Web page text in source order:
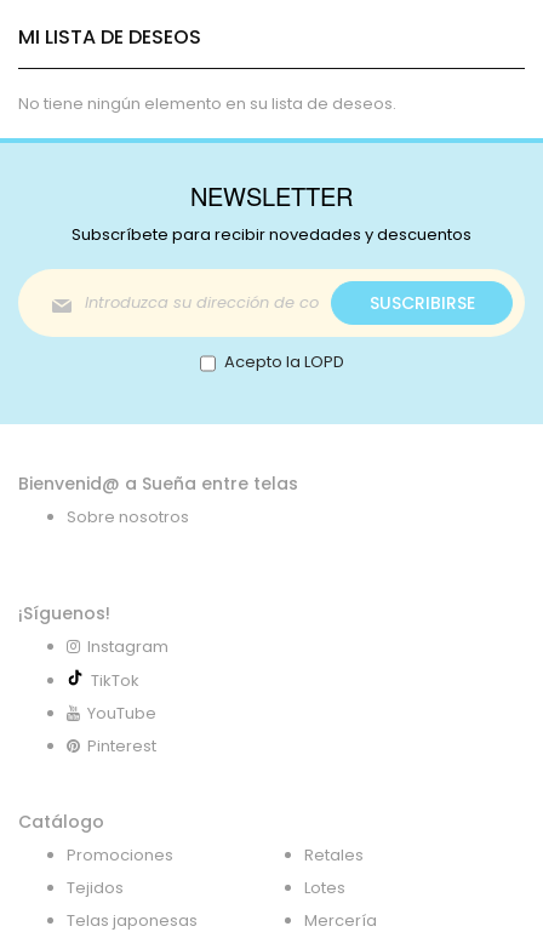
MI LISTA DE DESEOS
No tiene ningún elemento en su lista de deseos.
NEWSLETTER
Subscríbete para recibir novedades y descuentos
Inscríbase
a
nuestro
boletín
de
SUSCRIBIRSE
Acepto la LOPD
Bienvenid@ a Sueña entre telas
Sobre nosotros
¡Síguenos!
Instagram
TikTok
YouTube
Pinterest
Catálogo
Promociones
Tejidos
Telas japonesas
Retales
Lotes
Mercería